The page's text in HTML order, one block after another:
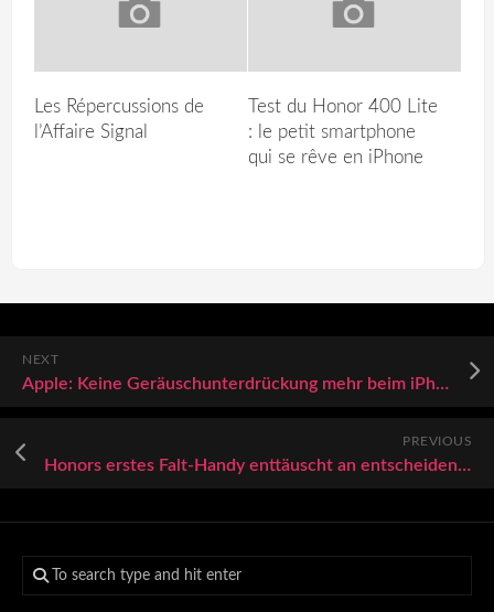
Les Répercussions de
l’Affaire Signal
Test du Honor 400 Lite
: le petit smartphone
qui se rêve en iPhone
NEXT
Apple: Keine Geräuschunterdrückung mehr beim iPhone 13
PREVIOUS
Honors erstes Falt-Handy enttäuscht an entscheidender Stelle